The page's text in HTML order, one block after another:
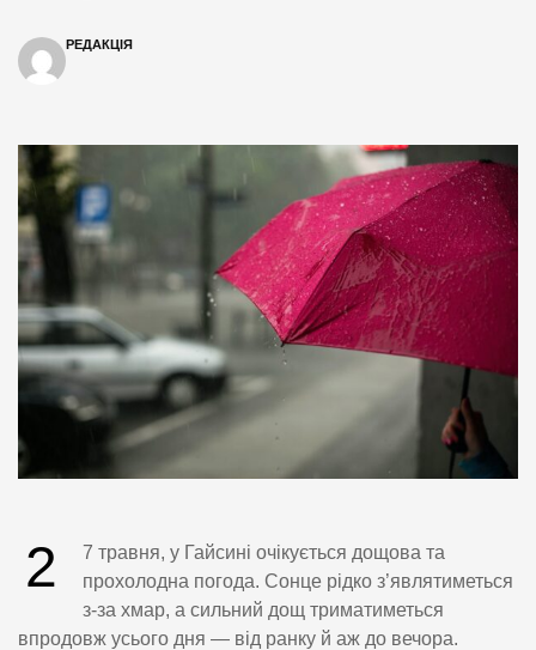
РЕДАКЦІЯ
2
7 травня, у Гайсині очікується дощова та
прохолодна погода. Сонце рідко з’являтиметься
з-за хмар, а сильний дощ триматиметься
впродовж усього дня — від ранку й аж до вечора.